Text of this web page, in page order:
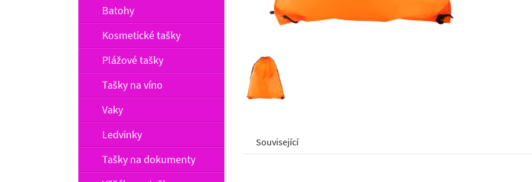
Batohy
Kosmetické tašky
Plážové tašky
Tašky na víno
Vaky
Ledvinky
Tašky na dokumenty
Související